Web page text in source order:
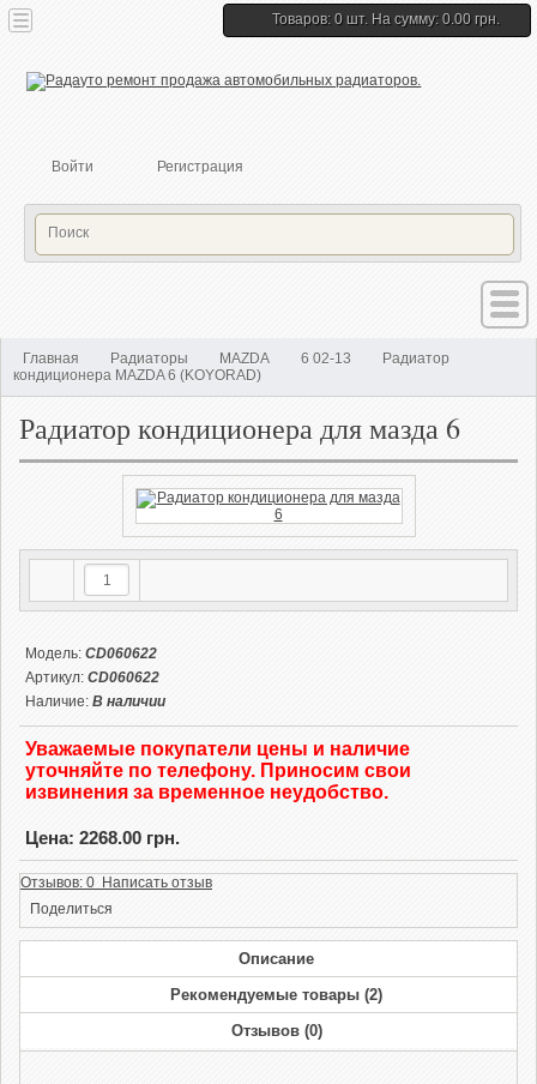
Товаров: 0 шт. На сумму: 0.00 грн.
Войти Регистрация
Главная Радиаторы MAZDA 6 02-13
Радиатор
кондиционера MAZDA 6 (KOYORAD)
Радиатор кондиционера для мазда 6
Модель: CD060622
Артикул: CD060622
Наличие: В наличии
Уважаемые покупатели цены и наличие
уточняйте по телефону. Приносим свои
извинения за временное неудобство.
Цена: 2268.00 грн.
Отзывов: 0 Написать отзыв
Поделиться
Описание
Рекомендуемые товары (2)
Отзывов (0)